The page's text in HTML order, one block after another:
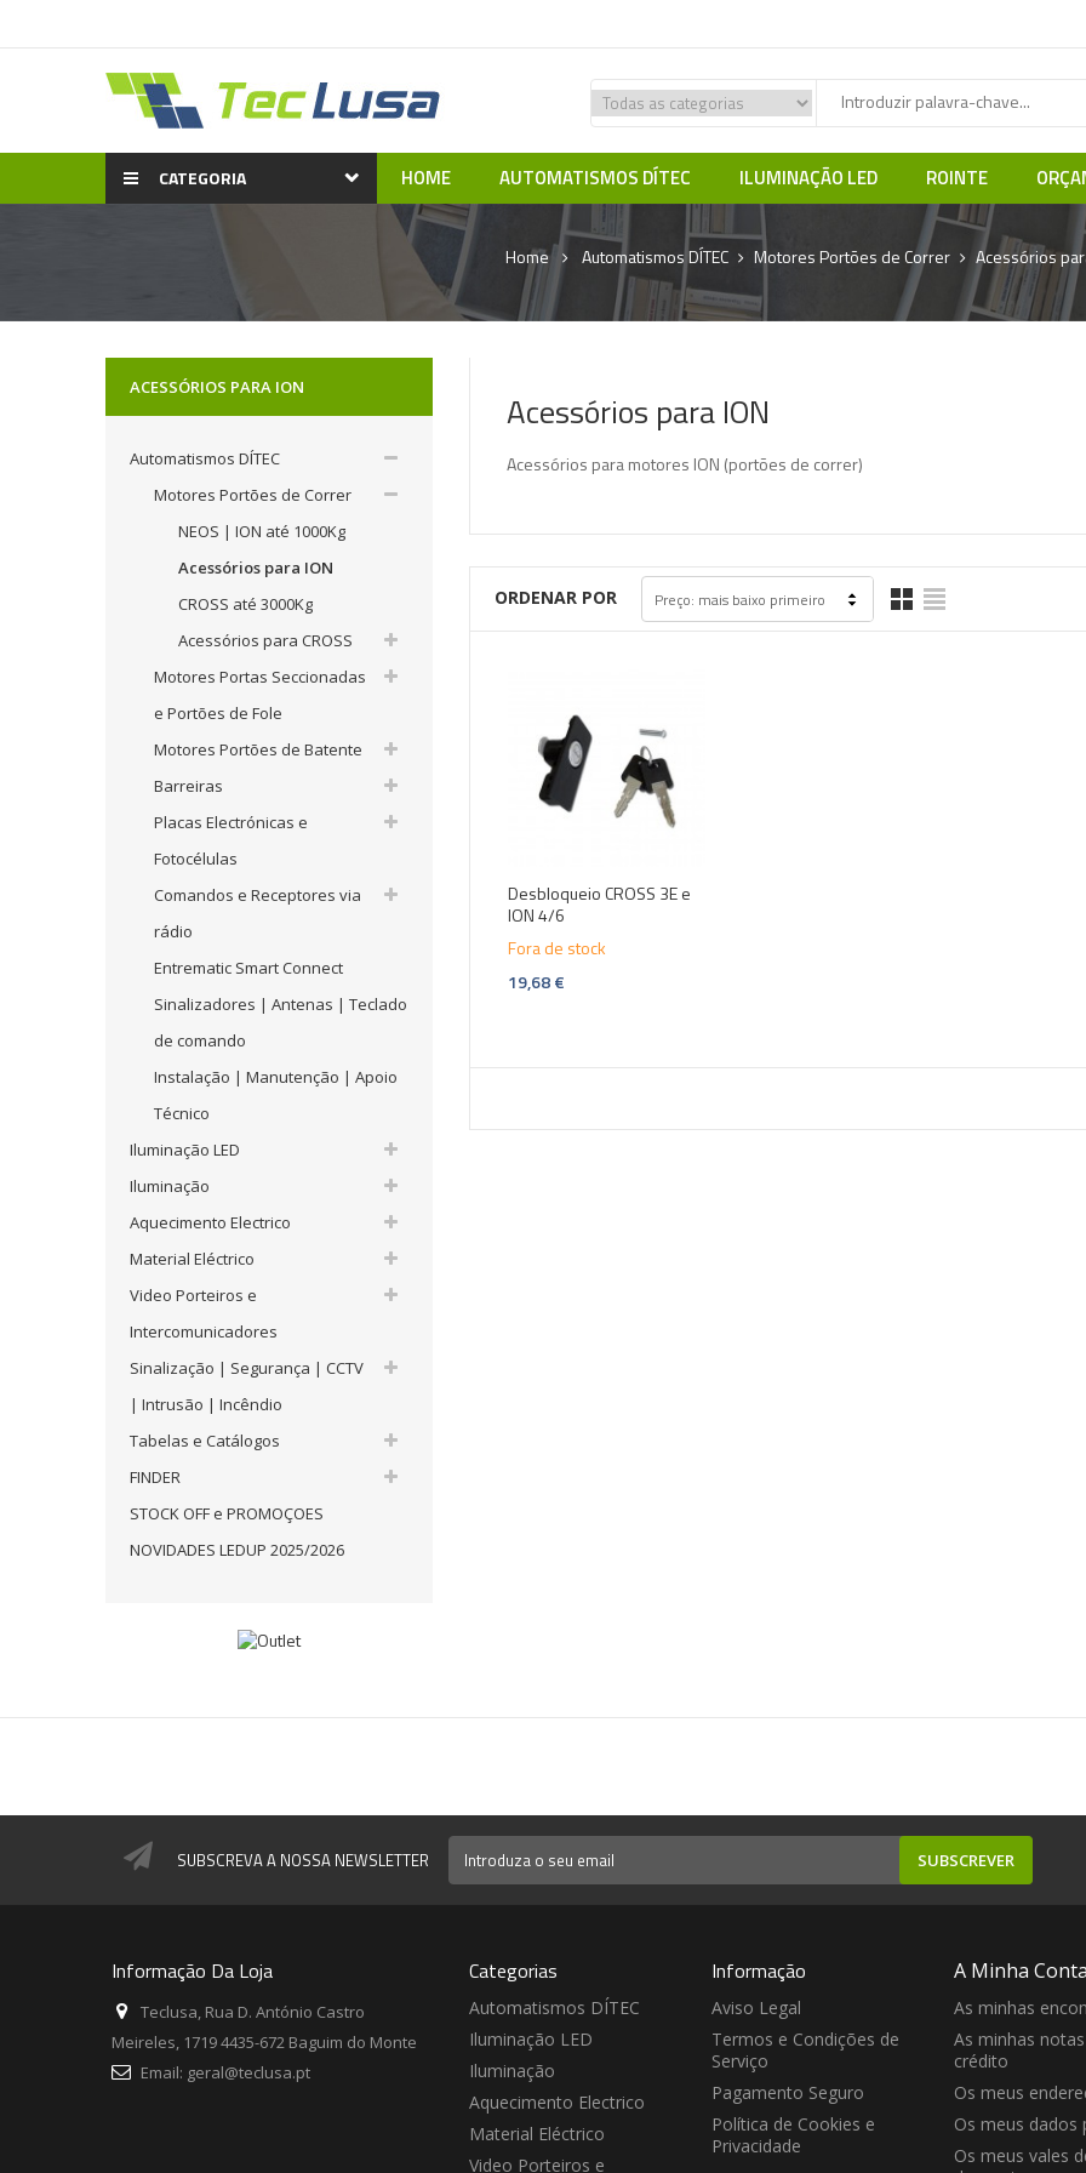
CATEGORIA HOME AUTOMATISMOS DÍTEC ILUMINAÇÃO LED ROINTE
Home Automatismos DÍTEC Motores Portões de Correr Acessórios
ACESSÓRIOS PARA ION
Automatismos DÍTEC
Motores Portões de Correr
NEOS | ION até 1000Kg
Acessórios para ION
CROSS até 3000Kg
Acessórios para CROSS
Motores Portas Seccionadas
e Portões de Fole
Motores Portões de Batente
Barreiras
Placas Electrónicas e
Fotocélulas
Comandos e Receptores via
rádio
Entrematic Smart Connect
Sinalizadores | Antenas | Teclado
de comando
Instalação | Manutenção | Apoio
Técnico
Iluminação LED
Iluminação
Aquecimento Electrico
Material Eléctrico
Video Porteiros e
Intercomunicadores
Sinalização | Segurança | CCTV
| Intrusão | Incêndio
Tabelas e Catálogos
FINDER
STOCK OFF e PROMOÇOES
NOVIDADES LEDUP 2025/2026
Acessórios para ION
Acessórios para motores ION (portões de correr)
ORDENAR POR Preço: mais baixo primeiro
Desbloqueio CROSS 3E e
ION 4/6
Fora de stock
19,68 €
SUBSCREVA A NOSSA NEWSLETTER SUBSCREVER
Informação Da Loja
Teclusa, Rua D. António Castro
Meireles, 1719 4435-672 Baguim do Monte
Email: geral@teclusa.pt
Categorias
Automatismos DÍTEC
Iluminação LED
Iluminação
Aquecimento Electrico
Material Eléctrico
Video Porteiros e
Informação
Aviso Legal
Termos e Condições de
Serviço
Pagamento Seguro
Política de Cookies e
Privacidade
A Minha Conta
As minhas
As minhas
crédito
Os meus
Os meus dados
Os meus vales